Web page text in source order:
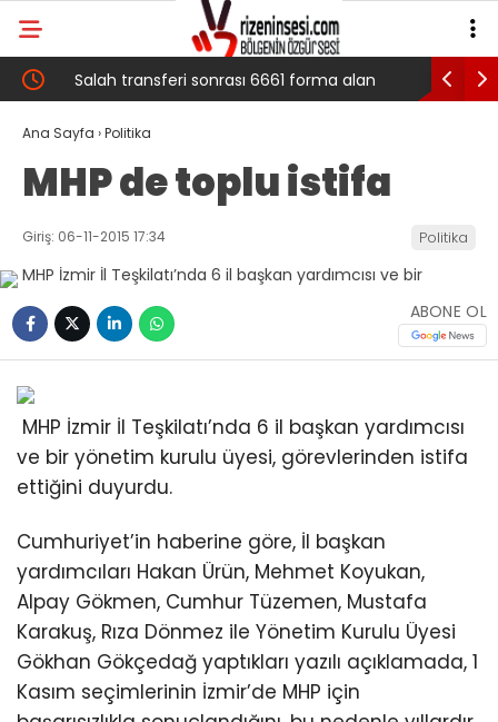
Salah transferi sonrası 6661 forma alan
belediye başkanına ‘Kimin parasıyla’ sorusu
Pazarlı
Ana Sayfa ›Politika
MHP de toplu istifa
Giriş: 06-11-2015 17:34 Politika
ABONE OL
MHP İzmir İl Teşkilatı’nda 6 il başkan yardımcısı
ve bir yönetim kurulu üyesi, görevlerinden istifa
ettiğini duyurdu.
Cumhuriyet’in haberine göre, İl başkan
yardımcıları Hakan Ürün, Mehmet Koyukan,
Alpay Gökmen, Cumhur Tüzemen, Mustafa
Karakuş, Rıza Dönmez ile Yönetim Kurulu Üyesi
Gökhan Gökçedağ yaptıkları yazılı açıklamada, 1
Kasım seçimlerinin İzmir’de MHP için